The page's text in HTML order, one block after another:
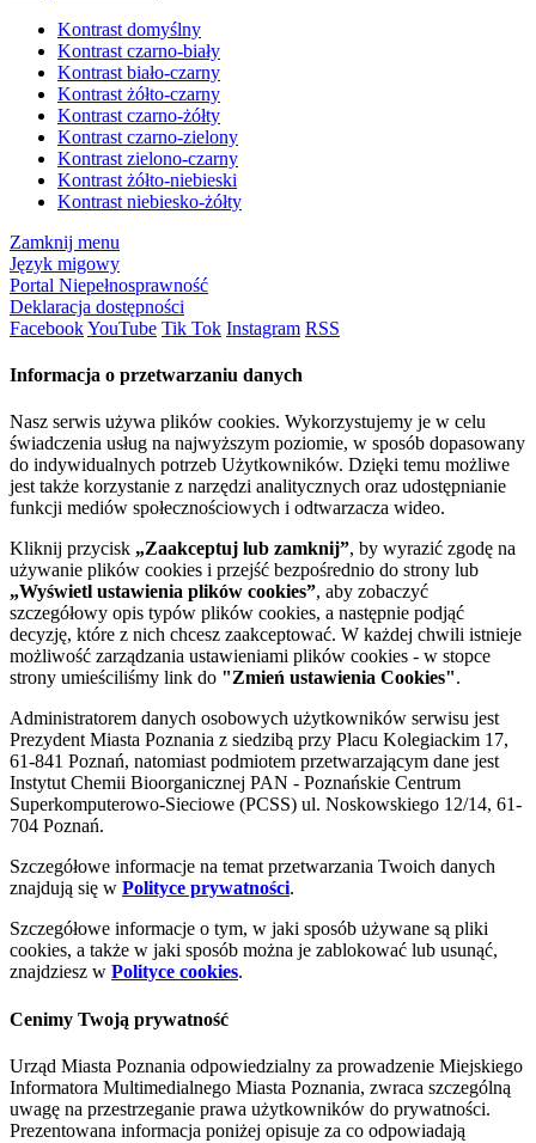
Kontrast domyślny
Kontrast czarno-biały
Kontrast biało-czarny
Kontrast żółto-czarny
Kontrast czarno-żółty
Kontrast czarno-zielony
Kontrast zielono-czarny
Kontrast żółto-niebieski
Kontrast niebiesko-żółty
Zamknij menu
Język migowy
Portal Niepełnosprawność
Deklaracja dostępności
FacebookYouTube Tik Tok Instagram RSS
Informacja o przetwarzaniu danych
Nasz serwis używa plików cookies. Wykorzystujemy je w celu
świadczenia usług na najwyższym poziomie, w sposób dopasowany
do indywidualnych potrzeb Użytkowników. Dzięki temu możliwe
jest także korzystanie z narzędzi analitycznych oraz udostępnianie
funkcji mediów społecznościowych i odtwarzacza wideo.
Kliknij przycisk „Zaakceptuj lub zamknij”, by wyrazić zgodę na
używanie plików cookies i przejść bezpośrednio do strony lub
„Wyświetl ustawienia plików cookies”, aby zobaczyć
szczegółowy opis typów plików cookies, a następnie podjąć
decyzję, które z nich chcesz zaakceptować. W każdej chwili istnieje
możliwość zarządzania ustawieniami plików cookies - w stopce
strony umieściliśmy link do "Zmień ustawienia Cookies".
Administratorem danych osobowych użytkowników serwisu jest
Prezydent Miasta Poznania z siedzibą przy Placu Kolegiackim 17,
61-841 Poznań, natomiast podmiotem przetwarzającym dane jest
Instytut Chemii Bioorganicznej PAN - Poznańskie Centrum
Superkomputerowo-Sieciowe (PCSS) ul. Noskowskiego 12/14, 61-
704 Poznań.
Szczegółowe informacje na temat przetwarzania Twoich danych
znajdują się w Polityce prywatności.
Szczegółowe informacje o tym, w jaki sposób używane są pliki
cookies, a także w jaki sposób można je zablokować lub usunąć,
znajdziesz w Polityce cookies.
Cenimy Twoją prywatność
Urząd Miasta Poznania odpowiedzialny za prowadzenie Miejskiego
Informatora Multimedialnego Miasta Poznania, zwraca szczególną
uwagę na przestrzeganie prawa użytkowników do prywatności.
Prezentowana informacja poniżej opisuje za co odpowiadają